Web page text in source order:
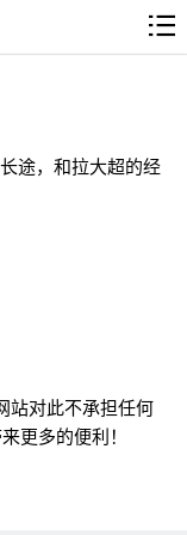
途，和拉大超的经
站对此不承担任何
更多的便利！